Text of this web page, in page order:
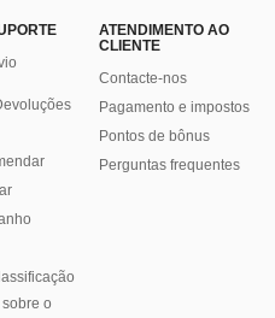
sobre o
ATENDIMENTO AO
CLIENTE
Contacte-nos
Pagamento e impostos
Pontos de bônus
Perguntas frequentes